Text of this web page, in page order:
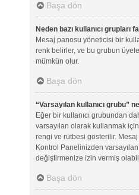
Başa dön
Neden bazı kullanıcı grupları
Mesaj panosu yöneticisi bir
renk belirler, ve bu grubun
mümkün olur.
Başa dön
“Varsayılan kullanıcı grubu”
Eğer bir kullanıcı grubundan
varsayılan olarak kullanmak
rengi ve rütbesi gösterilir.
Kontrol Panelinizden
değiştirmenize izin vermiş
Başa dön